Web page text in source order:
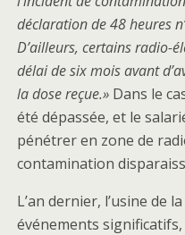
déclaration de 48 heures
D’ailleurs, certains radio-
délai de six mois avant
la dose reçue.» Dans le
été dépassée, et le
pénétrer en zone de
contamination
L’an dernier, l’usine de
événements